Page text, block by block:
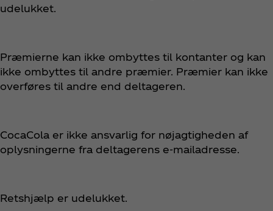
udelukket.
Præmierne kan ikke ombyttes til kontanter og kan
ikke ombyttes til andre præmier. Præmier kan ikke
overføres til andre end deltageren.
CocaCola er ikke ansvarlig for nøjagtigheden af
oplysningerne fra deltagerens e-mailadresse.
Retshjælp er udelukket.